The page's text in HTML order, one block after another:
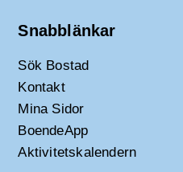
Snabblänkar
Sök Bostad
Kontakt
Mina Sidor
BoendeApp
Aktivitetskalendern